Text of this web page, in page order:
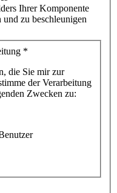
Ihrer Komponente
zu beschleunigen
*
der Verarbeitung
Zwecken zu: